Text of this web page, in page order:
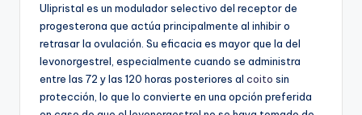
Ulipristal es un modulador selectivo del receptor de
progesterona que actúa principalmente al inhibir o
retrasar la ovulación. Su eficacia es mayor que la del
levonorgestrel, especialmente cuando se administra
entre las 72 y las 120 horas posteriores al coito sin
protección, lo que lo convierte en una opción preferida